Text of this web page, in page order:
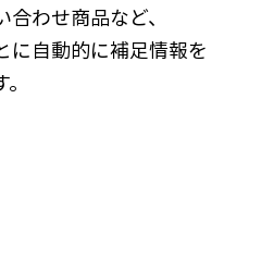
わせ商品など、
に自動的に補足情報を